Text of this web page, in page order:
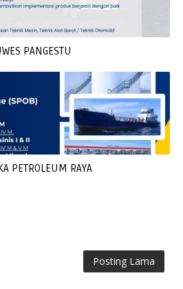
PANGESTU
PETROLEUM RAYA
Posting Lama